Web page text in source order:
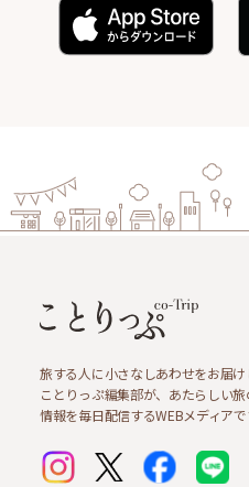
旅する人に小さなしあわせをお届け
ことりっぷ編集部が、あたらしい
情報を毎日配信するWEBメディアで